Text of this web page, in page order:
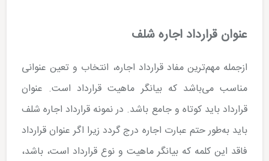
عنوان قرارداد اجاره شلف
ازجمله مهم‌ترین مفاد قرارداد اجاره، انتخاب و تعین عنوانی
مناسب می‌باشد که بیانگر ماهیت قرارداد است. عنوان
قرارداد باید کوتاه و جامع باشد. در نمونه قرارداد اجاره شلف
باید به‌طور حتم عبارت اجاره درج گردد زیرا اگر عنوان قرارداد
فاقد این کلمه که بیانگر ماهیت و نوع قرارداد است، باشد،